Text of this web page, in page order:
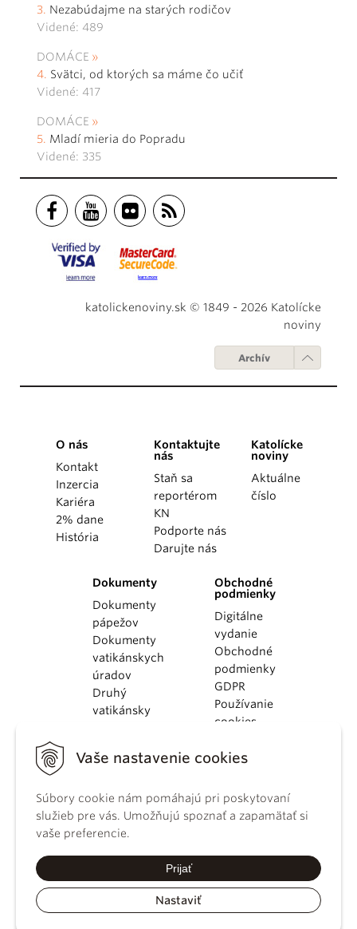
Vaše nastavenie cookies
Súbory cookie nám pomáhajú pri poskytovaní
služieb pre vás. Umožňujú spoznať a zapamätať si
vaše preferencie.
Prijať
Nastaviť
Nezabúdajme na starých rodičov
Videné: 489
DOMÁCE
Svätci, od ktorých sa máme čo učiť
Videné: 417
DOMÁCE
Mladí mieria do Popradu
Videné: 335
katolickenoviny.sk © 1849 - 2026 Katolícke
noviny
Archív
O nás
Kontakt
Inzercia
Kariéra
2% dane
História
Kontaktujte
nás
Staň sa
reportérom
KN
Podporte nás
Darujte nás
Katolícke
noviny
Aktuálne
číslo
Dokumenty
Dokumenty
pápežov
Dokumenty
vatikánskych
úradov
Druhý
vatikánsky
KBS
kánonického
práva
Katechizmus
Obchodné
podmienky
Digitálne
vydanie
Obchodné
podmienky
GDPR
Používanie
cookies